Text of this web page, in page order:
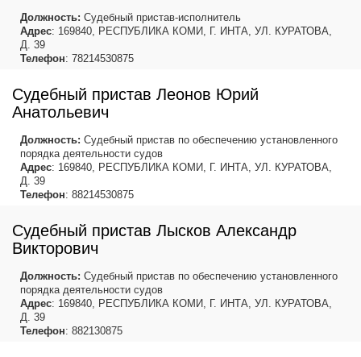
Должность: Судебный пристав-исполнитель
Адрес: 169840, РЕСПУБЛИКА КОМИ, Г. ИНТА, УЛ. КУРАТОВА,
Д. 39
Телефон: 78214530875
Судебный пристав Леонов Юрий
Анатольевич
Должность: Судебный пристав по обеспечению установленного
порядка деятельности судов
Адрес: 169840, РЕСПУБЛИКА КОМИ, Г. ИНТА, УЛ. КУРАТОВА,
Д. 39
Телефон: 88214530875
Судебный пристав Лысков Александр
Викторович
Должность: Судебный пристав по обеспечению установленного
порядка деятельности судов
Адрес: 169840, РЕСПУБЛИКА КОМИ, Г. ИНТА, УЛ. КУРАТОВА,
Д. 39
Телефон: 882130875